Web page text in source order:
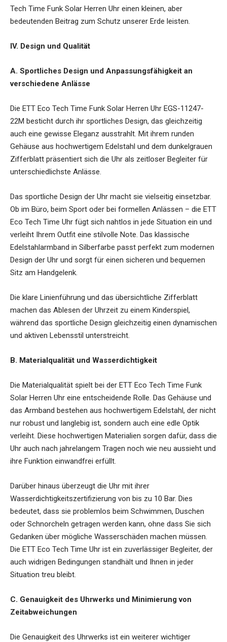
Tech Time Funk Solar Herren Uhr einen kleinen, aber
bedeutenden Beitrag zum Schutz unserer Erde leisten.
IV. Design und Qualität
A. Sportliches Design und Anpassungsfähigkeit an
verschiedene Anlässe
Die ETT Eco Tech Time Funk Solar Herren Uhr EGS-11247-
22M besticht durch ihr sportliches Design, das gleichzeitig
auch eine gewisse Eleganz ausstrahlt. Mit ihrem runden
Gehäuse aus hochwertigem Edelstahl und dem dunkelgrauen
Zifferblatt präsentiert sich die Uhr als zeitloser Begleiter für
unterschiedlichste Anlässe.
Das sportliche Design der Uhr macht sie vielseitig einsetzbar.
Ob im Büro, beim Sport oder bei formellen Anlässen – die ETT
Eco Tech Time Uhr fügt sich nahtlos in jede Situation ein und
verleiht Ihrem Outfit eine stilvolle Note. Das klassische
Edelstahlarmband in Silberfarbe passt perfekt zum modernen
Design der Uhr und sorgt für einen sicheren und bequemen
Sitz am Handgelenk.
Die klare Linienführung und das übersichtliche Zifferblatt
machen das Ablesen der Uhrzeit zu einem Kinderspiel,
während das sportliche Design gleichzeitig einen dynamischen
und aktiven Lebensstil unterstreicht.
B. Materialqualität und Wasserdichtigkeit
Die Materialqualität spielt bei der ETT Eco Tech Time Funk
Solar Herren Uhr eine entscheidende Rolle. Das Gehäuse und
das Armband bestehen aus hochwertigem Edelstahl, der nicht
nur robust und langlebig ist, sondern auch eine edle Optik
verleiht. Diese hochwertigen Materialien sorgen dafür, dass die
Uhr auch nach jahrelangem Tragen noch wie neu aussieht und
ihre Funktion einwandfrei erfüllt.
Darüber hinaus überzeugt die Uhr mit ihrer
Wasserdichtigkeitszertifizierung von bis zu 10 Bar. Dies
bedeutet, dass sie problemlos beim Schwimmen, Duschen
oder Schnorcheln getragen werden kann, ohne dass Sie sich
Gedanken über mögliche Wasserschäden machen müssen.
Die ETT Eco Tech Time Uhr ist ein zuverlässiger Begleiter, der
auch widrigen Bedingungen standhält und Ihnen in jeder
Situation treu bleibt.
C. Genauigkeit des Uhrwerks und Minimierung von
Zeitabweichungen
Die Genauigkeit des Uhrwerks ist ein weiterer wichtiger